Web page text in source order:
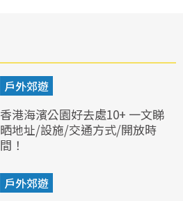
戶外郊遊
香港海濱公園好去處10+ 一文睇
晒地址/設施/交通方式/開放時
間！
戶外郊遊